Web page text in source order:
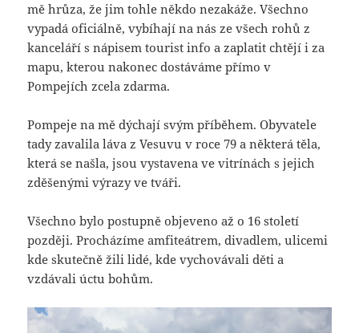
mě hrůza, že jim tohle někdo nezakáže. Všechno
vypadá oficiálně, vybíhají na nás ze všech rohů z
kanceláří s nápisem tourist info a zaplatit chtějí i za
mapu, kterou nakonec dostáváme přímo v
Pompejích zcela zdarma.
Pompeje na mě dýchají svým příběhem. Obyvatele
tady zavalila láva z Vesuvu v roce 79 a některá těla,
která se našla, jsou vystavena ve vitrínách s jejich
zděšenými výrazy ve tváři.
Všechno bylo postupně objeveno až o 16 století
později. Procházíme amfiteátrem, divadlem, ulicemi
kde skutečně žili lidé, kde vychovávali děti a
vzdávali úctu bohům.